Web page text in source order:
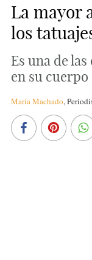
La mayor
los
Es una de
en su cuerpo
María Machado,